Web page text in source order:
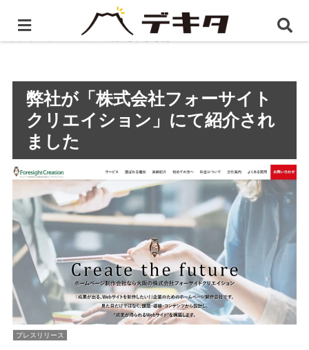
ホーム プレスリリース
弊社が「株式会社フォーサイ
トクリエイション」にて紹介されました
弊社が「株式会社フォーサイト
クリエイション」にて紹介され
ました
プレスリリース